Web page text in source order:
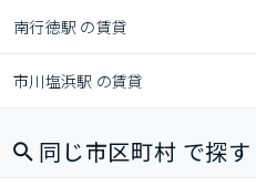
南行徳駅 の賃貸
市川塩浜駅 の賃貸
同じ市区町村 で探す